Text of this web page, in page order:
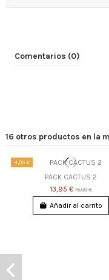
Comentarios (0)
16 otros productos en la
-1,05 €
PACK CACTUS 2
13,95 €15,00 €
Añadir al carrito